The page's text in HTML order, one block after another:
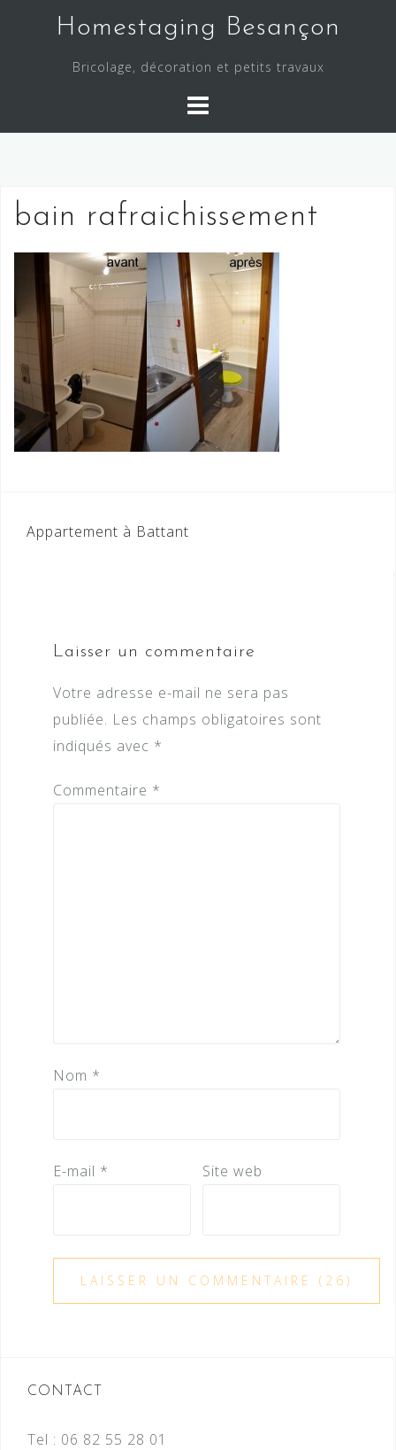
Homestaging Besançon
Bricolage, décoration et petits travaux
bain rafraichissement
Navigation
Appartement à Battant
Laisser un commentaire
Votre adresse e-mail ne sera pas
publiée. Les champs obligatoires sont
indiqués avec *
Commentaire *
Nom *
E-mail * Site web
CONTACT
Tel : 06 82 55 28 01